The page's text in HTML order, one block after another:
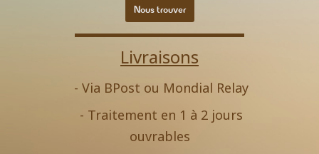
Nous trouver
Livraisons
- Via BPost ou Mondial Relay
- Traitement en 1 à 2 jours
ouvrables